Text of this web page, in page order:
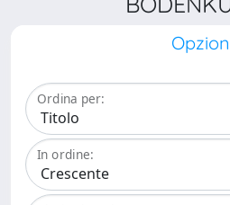
Ordina per:
In ordine: